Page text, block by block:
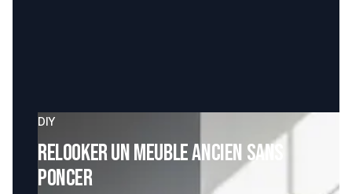
DIY
Relooker un meuble ancien sans
poncer